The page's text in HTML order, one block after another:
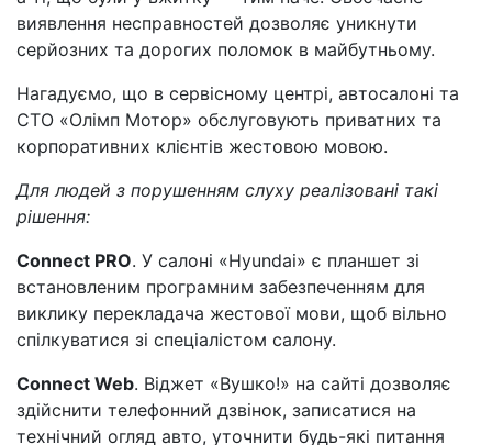
виявлення несправностей дозволяє уникнути
серйозних та дорогих поломок в майбутньому.
Нагадуємо, що в сервісному центрі, автосалоні та
СТО «Олімп Мотор» обслуговують приватних та
корпоративних клієнтів жестовою мовою.
Для людей з порушенням слуху реалізовані такі
рішення:
Connect PRO. У салоні «Hyundai» є планшет зі
встановленим програмним забезпеченням для
виклику перекладача жестової мови, щоб вільно
спілкуватися зі спеціалістом салону.
Connect Web. Віджет «Вушко!» на сайті дозволяє
здійснити телефонний дзвінок, записатися на
технічний огляд авто, уточнити будь-які питання